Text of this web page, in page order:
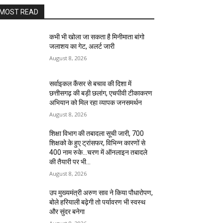
READ
कभी भी खोला जा सकता है मिनीमाता बांगो
जलाशय का गेट, अलर्ट जारी
August 8, 2026
सर्वाइकल कैंसर से बचाव की दिशा में
छत्तीसगढ़ की बड़ी छलांग, एचपीवी टीकाकरण
अभियान को मिल रहा व्यापक जनसमर्थन
August 8, 2026
शिक्षा विभाग की तबादला सूची जारी, 700
शिक्षको के हुए ट्रांसफर, विभिन्न कारणों से
400 नाम रुके…चरण में ऑनलाइन तबादले
की तैयारी पर भी...
August 8, 2026
उप मुख्यमंत्री अरुण साव ने किया पौधारोपण,
बोले हरियाली बढ़ेगी तो पर्यावरण भी स्वस्थ
और सुंदर बनेगा